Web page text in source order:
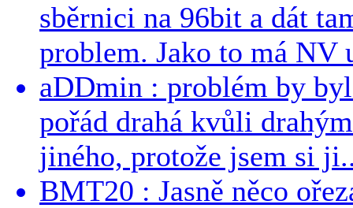
sběrnici na 96bit a dát
problem. Jako to má NV
aDDmin : problém by
pořád drahá kvůli
jiného, protože jsem si
BMT20 : Jasně něco